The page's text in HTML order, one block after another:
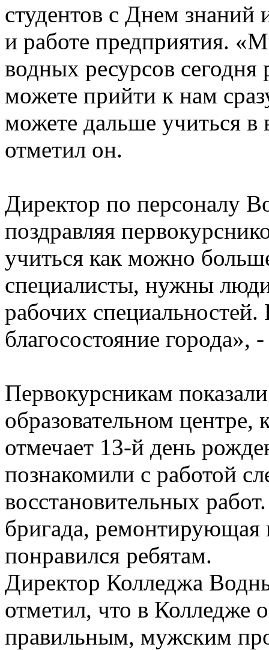
студентов с Днем
и работе предприятия.
водных ресурсов
можете прийти к нам
можете дальше учиться
отметил он.
Директор по персоналу
поздравляя
учиться как можно
специалисты, нужны
рабочих
благосостояние города»,
Первокурсникам
образовательном центре,
отмечает 13-й день
познакомили с работой
восстановительных
бригада,
понравился ребятам.
Директор Колледжа
отметил, что в Колледже
правильным, мужским